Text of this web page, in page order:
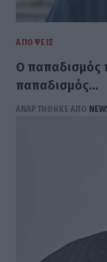
ΑΠΌΨΕΙΣ
Ο παπαδισμός
παπαδισμός…
ΑΝΑΡΤΗΘΗΚΕ ΑΠΟ